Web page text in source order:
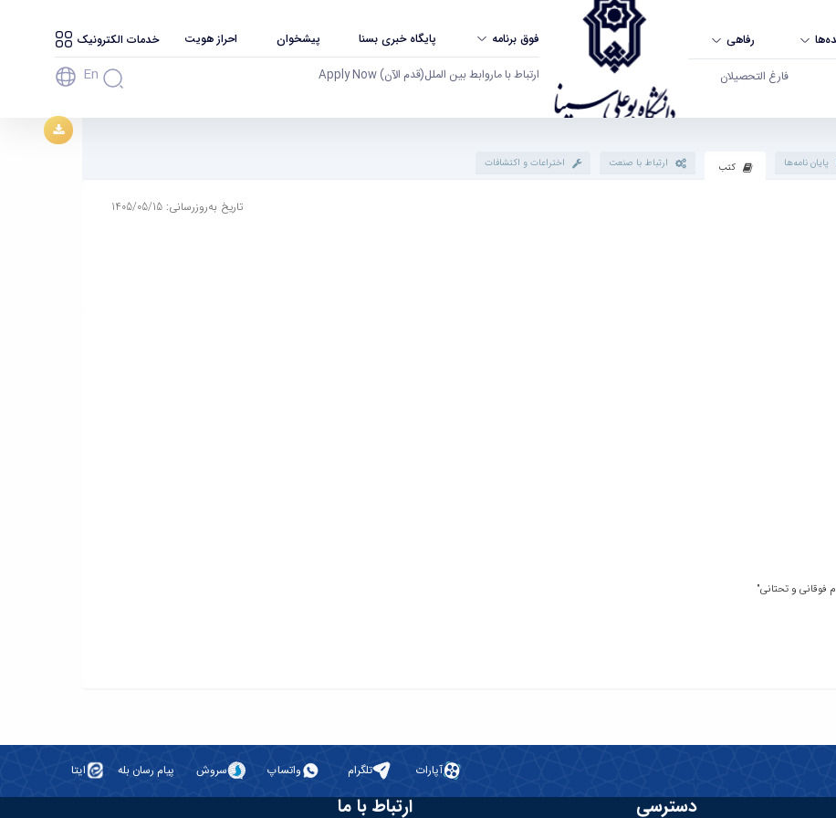
رفاهی
فارغ التحصیلان
فوق برنامه پایگاه خبری بسنا پیشخوان احراز هویت خدمات الکترونیک
ارتباط با ماروابط بین الملل(قدم الآن) Apply Now En
پایان نامه‌ها کتب ارتباط با صنعت اختراعات و اکتشافات
تاریخ به‌روزرسانی: 1405/05/15
فوقانی و تحتانی"
آپارات تلگرام واتساپ سروش پیام رسان بله ایتا
دسترسی ارتباط با ما